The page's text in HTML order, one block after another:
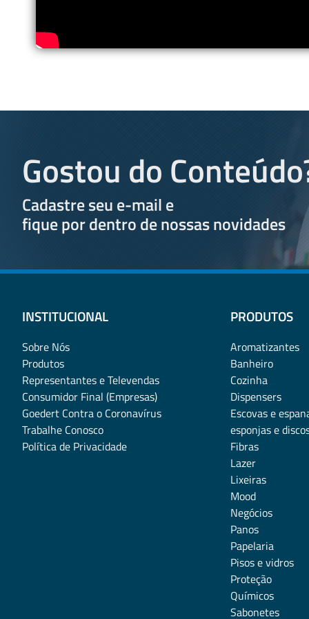
Gostou do
Cadastre seu e-mail e
fique por dentro de nossas novidades
INSTITUCIONAL
Sobre Nós
Produtos
Representantes e Televendas
Consumidor Final (Empresas)
Goedert Contra o Coronavírus
Trabalhe Conosco
Política de Privacidade
PRODUTOS
Aromatizantes
Banheiro
Cozinha
Dispensers
Escovas e
esponjas e
Fibras
Lazer
Lixeiras
Mood
Negócios
Panos
Papelaria
Pisos e vidros
Proteção
Químicos
Sabonetes